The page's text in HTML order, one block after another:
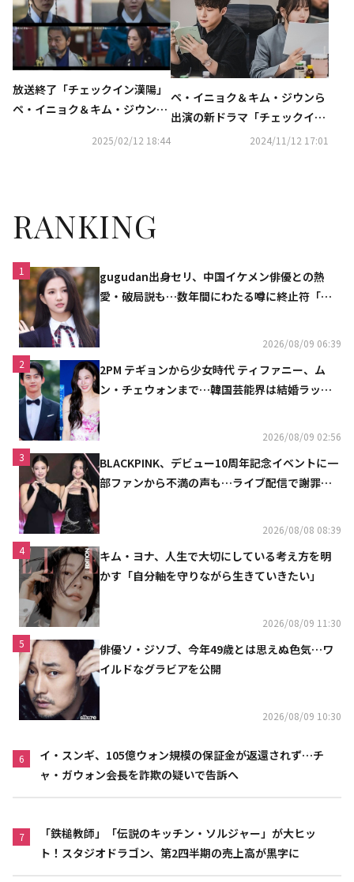
放送終了「チェックイン漢陽」
ペ・イニョク＆キム・ジウンら
2025/02/12 18:44
ペ・イニョク＆キム・ジウンら
出演の新ドラマ「チェックイン
漢陽」台本読み合わせ現場を公
2024/11/12 17:01
RANKING
1
gugudan出身セリ、中国イケメン俳優との熱
愛・破局説も…数年間にわたる噂に終止符「邪
2026/08/09 06:39
2
2PM テギョンから少女時代 ティファニー、ム
ン・チェウォンまで…韓国芸能界は結婚ラッシ
2026/08/09 02:56
3
BLACKPINK、デビュー10周年記念イベントに一
部ファンから不満の声も…ライブ配信で謝罪
2026/08/08 08:39
4
キム・ヨナ、人生で大切にしている考え方を明
かす「自分軸を守りながら生きていきたい」
2026/08/09 11:30
5
俳優ソ・ジソブ、今年49歳とは思えぬ色気…ワ
イルドなグラビアを公開
2026/08/09 10:30
6
イ・スンギ、105億ウォン規模の保証金が返還されず…チ
ャ・ガウォン会長を詐欺の疑いで告訴へ
7
「鉄槌教師」「伝説のキッチン・ソルジャー」が大ヒッ
ト！スタジオドラゴン、第2四半期の売上高が黒字に